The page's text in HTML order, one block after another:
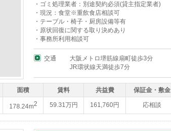
・ゴミ処理業者：別途契約必須(貸主指定業者)
・現況：食堂※重飲食店相談可
・テーブル・椅子・厨房設備等有
・原状回復に関する取り決めあり
・事務所利用相談可
交通
大阪メトロ堺筋線扇町徒歩3分
JR環状線天満徒歩7分
面積 賃料 共益費 保証金・敷金
178.24m2 59.31万円 161,760円 応相談